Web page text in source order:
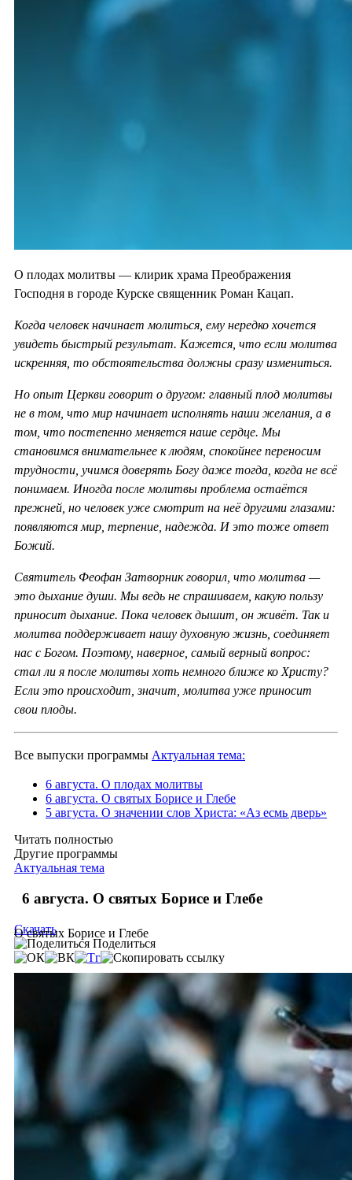
О плодах молитвы — клирик храма Преображения
Господня в городе Курске священник Роман Кацап.
Когда человек начинает молиться, ему нередко хочется
увидеть быстрый результат. Кажется, что если молитва
искренняя, то обстоятельства должны сразу измениться.
Но опыт Церкви говорит о другом: главный плод молитвы
не в том, что мир начинает исполнять наши желания, а в
том, что постепенно меняется наше сердце. Мы
становимся внимательнее к людям, спокойнее переносим
трудности, учимся доверять Богу даже тогда, когда не всё
понимаем. Иногда после молитвы проблема остаётся
прежней, но человек уже смотрит на неё другими глазами:
появляются мир, терпение, надежда. И это тоже ответ
Божий.
Святитель Феофан Затворник говорил, что молитва —
это дыхание души. Мы ведь не спрашиваем, какую пользу
приносит дыхание. Пока человек дышит, он живёт. Так и
молитва поддерживает нашу духовную жизнь, соединяет
нас с Богом. Поэтому, наверное, самый верный вопрос:
стал ли я после молитвы хоть немного ближе ко Христу?
Если это происходит, значит, молитва уже приносит
свои плоды.
Все выпуски программы Актуальная тема:
6 августа. О плодах молитвы
6 августа. О святых Борисе и Глебе
5 августа. О значении слов Христа: «Аз есмь дверь»
Читать полностью
Другие программы
Актуальная тема
6 августа. О святых Борисе и Глебе
О святых Борисе и Глебе
Скачать
Поделиться